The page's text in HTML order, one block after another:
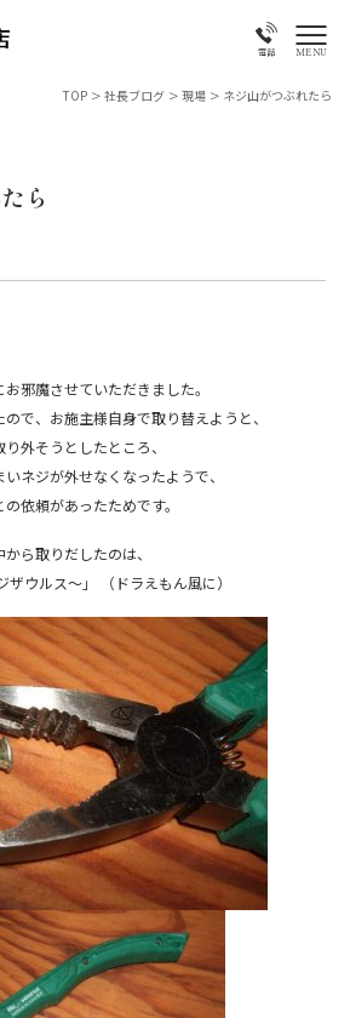
電話 MENU
TOP > 社長ブログ > 現場 > ネジ山がつぶれたら
ら
邪魔させていただきました。
で、お施主様自身で取り替えようと、
外そうとしたところ、
ネジが外せなくなったようで、
依頼があったためです。
ら取りだしたのは、
ウルス～」 （ドラえもん風に）